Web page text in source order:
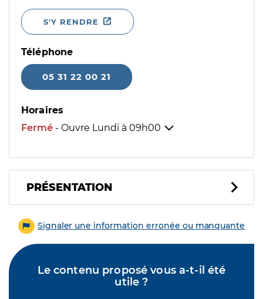
S'Y RENDRE
Téléphone
05 31 22 00 21
Horaires
Fermé - Ouvre Lundi à 09h00
PRÉSENTATION
Signaler une information erronée ou manquante
Le contenu proposé vous a-t-il été
utile ?